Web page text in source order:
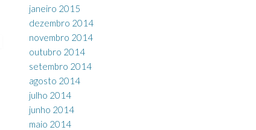
janeiro 2015
dezembro 2014
novembro 2014
outubro 2014
setembro 2014
agosto 2014
julho 2014
junho 2014
maio 2014